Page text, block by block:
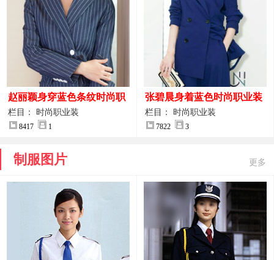
赵丽颖身穿蓝色条纹时尚职
业装图片
栏目： 时尚职业装
8417 1
张碧晨身着蓝色时尚职业装
服装图片
栏目： 时尚职业装
7822 3
制服图片 更多